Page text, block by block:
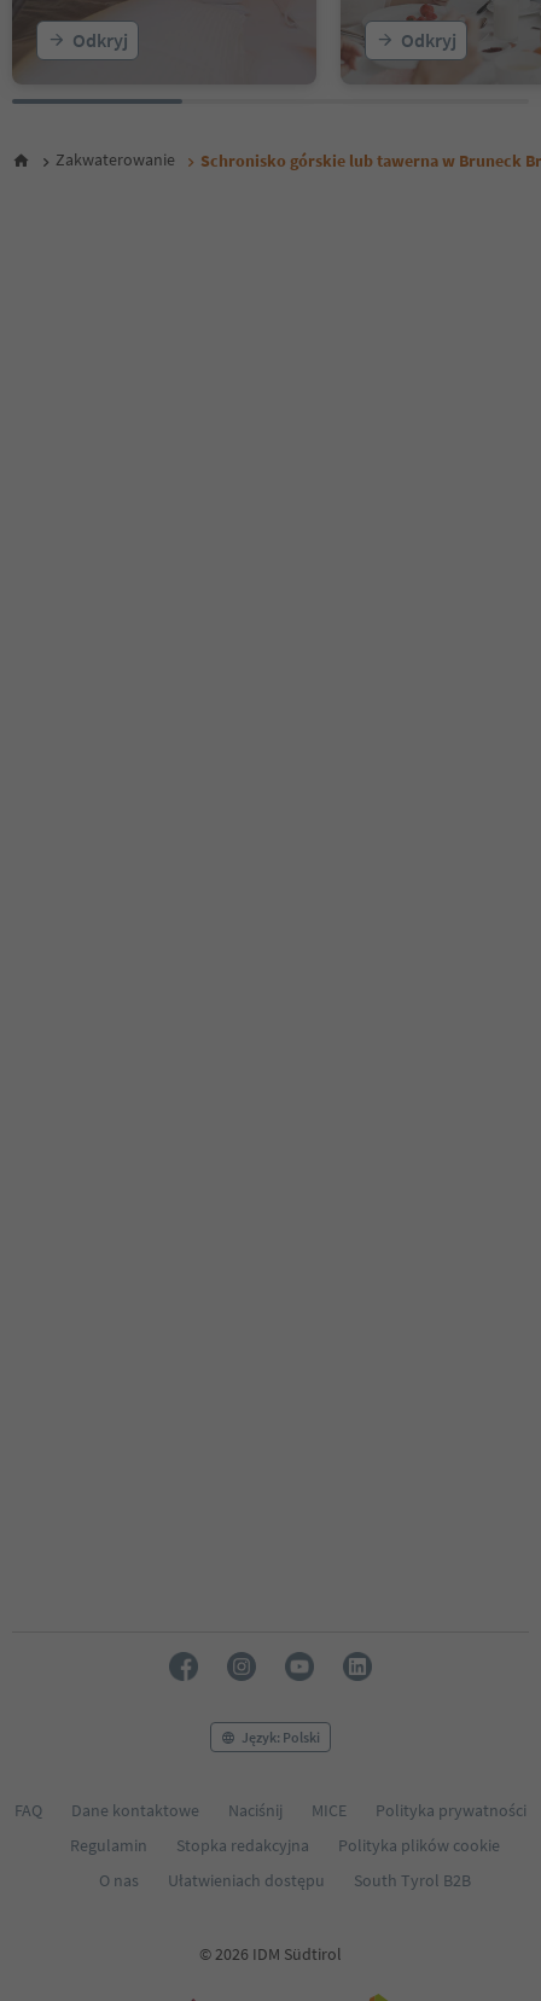
Odkryj Odkryj
Zakwaterowanie Schronisko górskie lub tawerna w Bruneck
Język: Polski
FAQ Dane kontaktowe Naciśnij MICE
Polityka prywatności
Regulamin
Stopka redakcyjna
Polityka plików cookie
O nas
Ułatwieniach dostępu South Tyrol B2B
© 2026 IDM Südtirol